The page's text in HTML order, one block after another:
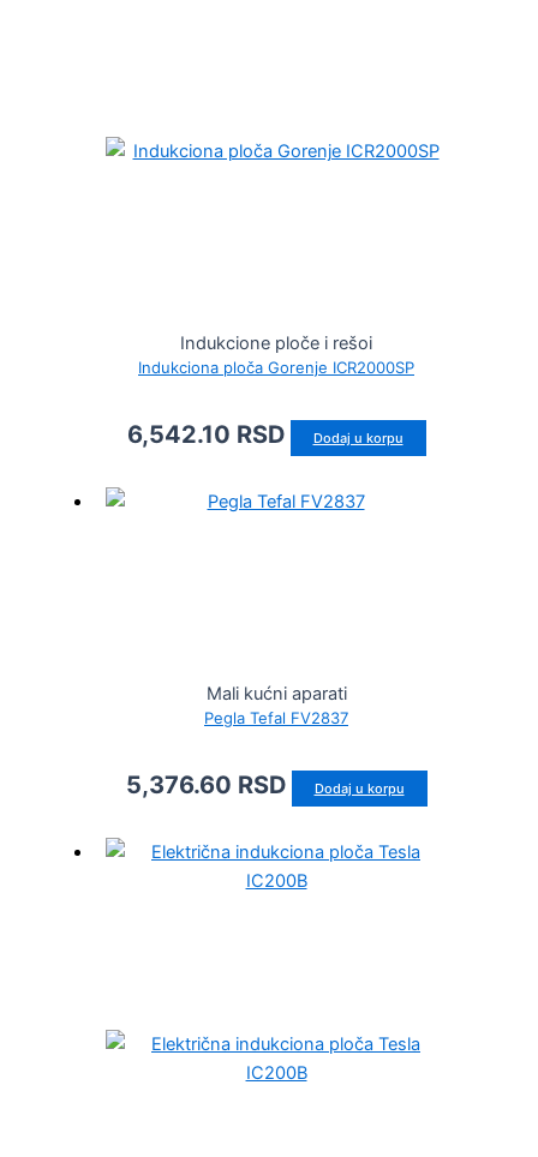
Indukcione ploče i rešoi
Indukciona ploča Gorenje ICR2000SP
6,542.10 RSD Dodaj u korpu
Mali kućni aparati
Pegla Tefal FV2837
5,376.60 RSD Dodaj u korpu